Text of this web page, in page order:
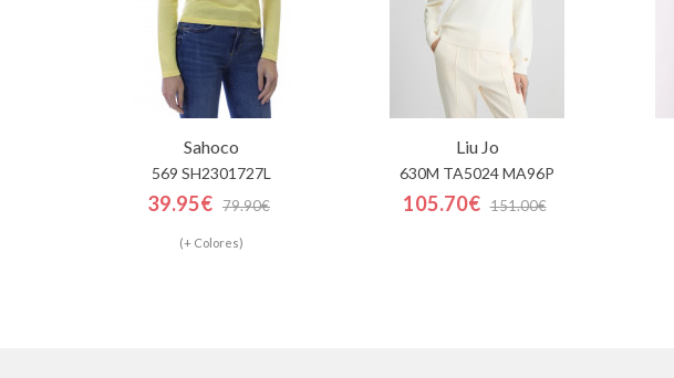
Sahoco
569 SH2301727L
39.95€ 79.90€
(+ Colores)
Liu Jo
630M TA5024 MA96P
105.70€ 151.00€